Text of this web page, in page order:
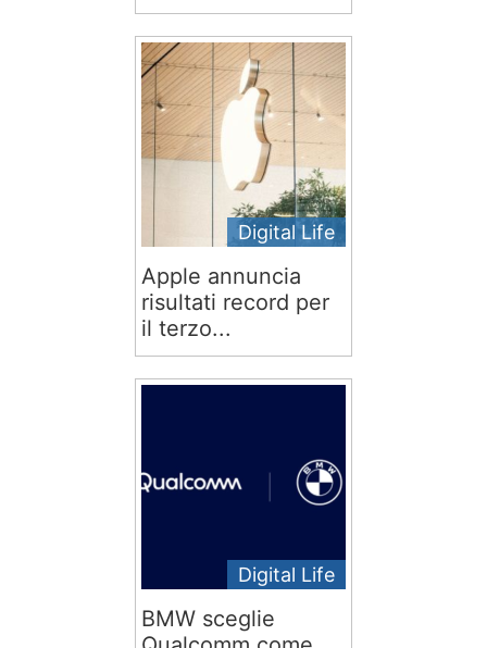
Digital Life
Apple annuncia
risultati record per
il terzo...
Digital Life
BMW sceglie